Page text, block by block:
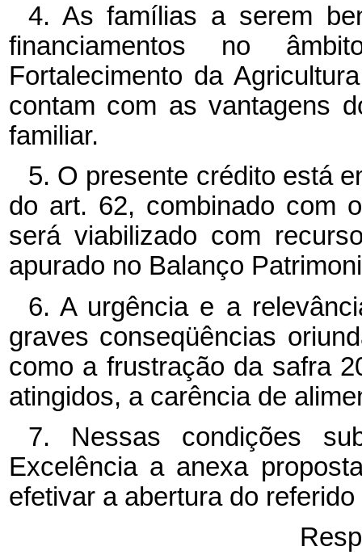
4. As famílias a serem
financiamentos no
Fortalecimento da
contam com as vantagens
familiar.
5. O presente crédito está
do art. 62, combinado com
será viabilizado com
apurado no Balanço
6. A urgência e a
graves conseqüências
como a frustração da safra
atingidos, a carência de
7. Nessas condições
Excelência a anexa
efetivar a abertura do